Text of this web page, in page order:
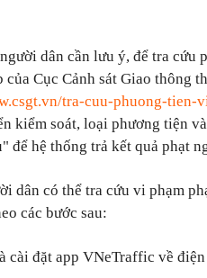
dân cần lưu ý, để tra cứu
của Cục Cảnh sát Giao thông
tra-cuu-phuong-tien-
kiểm soát, loại phương tiện
để hệ thống trả kết quả phạt
dân có thể tra cứu vi phạm
các bước sau:
cài đặt app VNeTraffic về